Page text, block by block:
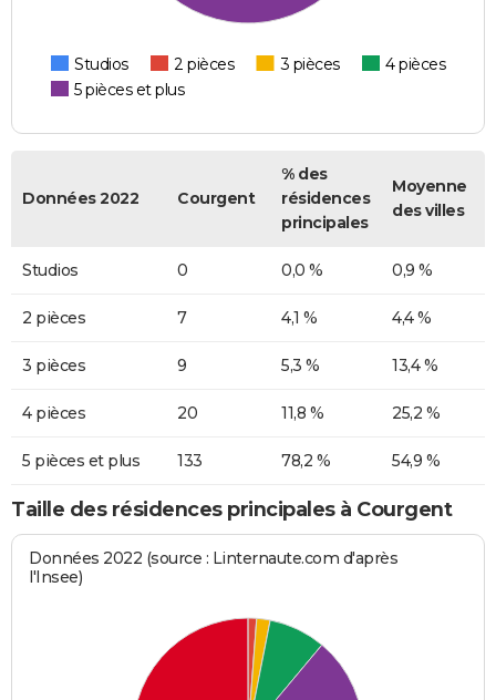
Studios 2 pièces 3 pièces
4 pièces
5 pièces et plus
Données 2022 Courgent
% des
résidences
principales
Moyenne
des villes
Studios 0 0,0 % 0,9 %
2 pièces 7 4,1 % 4,4 %
3 pièces 9 5,3 % 13,4 %
4 pièces 20 11,8 % 25,2 %
5 pièces et plus 133 78,2 % 54,9 %
Taille des résidences principales à Courgent
Données 2022 (source : Linternaute.com d'après
l'Insee)